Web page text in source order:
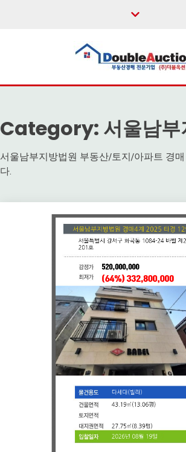
더블옥션 – 대
위 부동산 경
공 사이트
이터분석,경매강좌
Category: 서울남
서울남부지방법원 부동산/토지/아파트 경
다.